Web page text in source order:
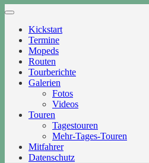
Kickstart
Termine
Mopeds
Routen
Tourberichte
Galerien
Fotos
Videos
Touren
Tagestouren
Mehr-Tages-Touren
Mitfahrer
Datenschutz